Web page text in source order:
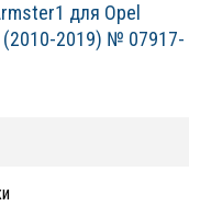
для Opel
(2010-2019) № 07917-